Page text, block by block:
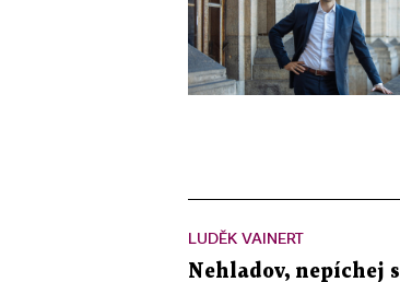
LUDĚK VAINERT
Nehladov, nepíchej